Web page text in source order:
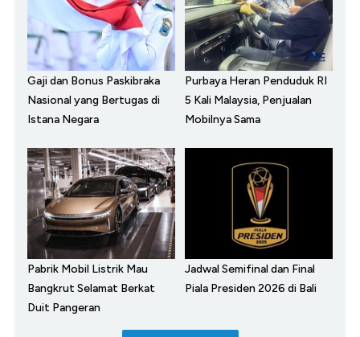
Gaji dan Bonus Paskibraka
Nasional yang Bertugas di
Istana Negara
Purbaya Heran Penduduk RI
5 Kali Malaysia, Penjualan
Mobilnya Sama
Pabrik Mobil Listrik Mau
Bangkrut Selamat Berkat
Duit Pangeran
Jadwal Semifinal dan Final
Piala Presiden 2026 di Bali